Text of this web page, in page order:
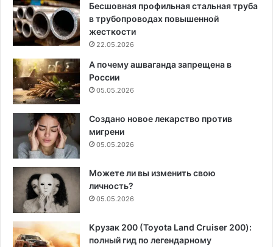
Бесшовная профильная стальная труба
в трубопроводах повышенной
жесткости
22.05.2026
А почему ашваганда запрещена в
России
05.05.2026
Создано новое лекарство против
мигрени
05.05.2026
Можете ли вы изменить свою
личность?
05.05.2026
Крузак 200 (Toyota Land Cruiser 200):
полный гид по легендарному